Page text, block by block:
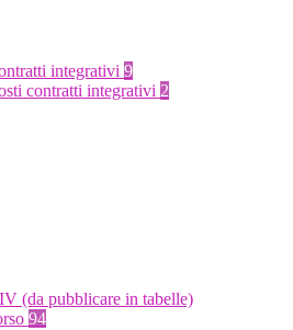
integrativi 9
contratti integrativi 2
(da pubblicare in tabelle)
94